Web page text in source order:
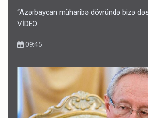
“Azərbaycan müharibə dövründə bizə
VİDEO
09:45